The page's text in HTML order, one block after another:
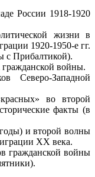
России 1918-1920
жизни в
1920-1950-е гг.
с Прибалтикой).
войны.
Северо-Западной
во второй
факты (в
и второй волны
XX века.
гражданской войны